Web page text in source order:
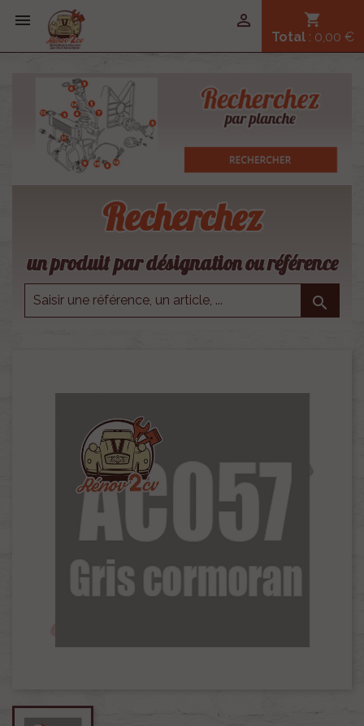
 shopping_cart
Total : 0,00 €

Recherchez
un produit par désignation ou référence
